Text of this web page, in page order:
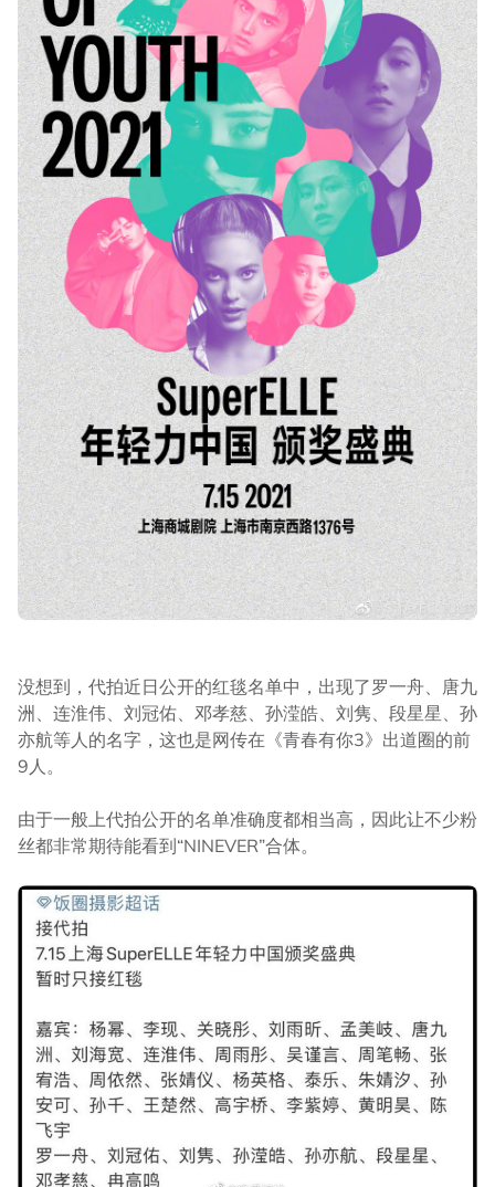
没想到，代拍近日公开的红毯名单中，出现了罗一舟、唐九
洲、连淮伟、刘冠佑、邓孝慈、孙滢皓、刘隽、段星星、孙
亦航等人的名字，这也是网传在《青春有你3》出道圈的前
9人。
由于一般上代拍公开的名单准确度都相当高，因此让不少粉
丝都非常期待能看到“NINEVER”合体。